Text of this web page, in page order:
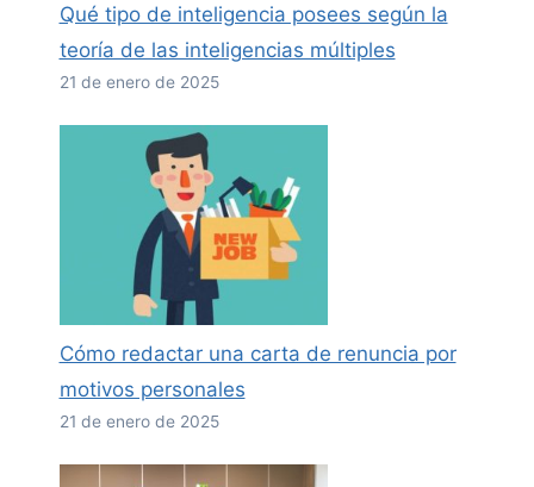
Qué tipo de inteligencia posees según la
teoría de las inteligencias múltiples
21 de enero de 2025
Cómo redactar una carta de renuncia por
motivos personales
21 de enero de 2025